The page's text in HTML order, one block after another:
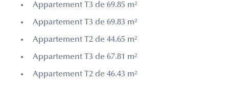
Appartement T3 de 69.85 m²
Appartement T3 de 69.83 m²
Appartement T2 de 44.65 m²
Appartement T3 de 67.81 m²
Appartement T2 de 46.43 m²